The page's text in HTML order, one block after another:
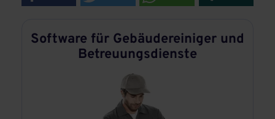
Software für Gebäudereiniger und
Betreuungsdienste